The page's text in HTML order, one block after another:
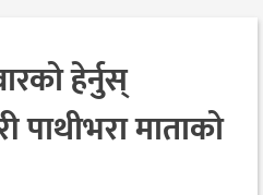
हेर्नुस्
माताको